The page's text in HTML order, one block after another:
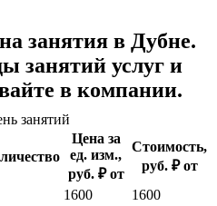
занятия в Дубне.
услуг и
в компании.
занятий
Цена за
ед. изм.,
руб. ₽ от
Стоимость,
руб. ₽ от
1600
1600